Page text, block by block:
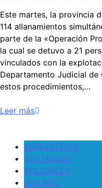
Este martes, la provincia
114 allanamientos
parte de la «Operación
la cual se detuvo a 21
vinculados con la
Departamento Judicial de
estos procedimientos,…
Leer más
BERAZATEGUI
DESTACADO
POLICIALES
QUILMES